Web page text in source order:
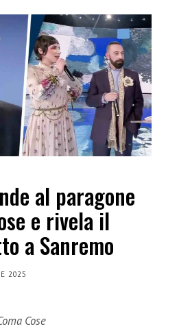
al paragone
e rivela il
a Sanremo
2025
Cose